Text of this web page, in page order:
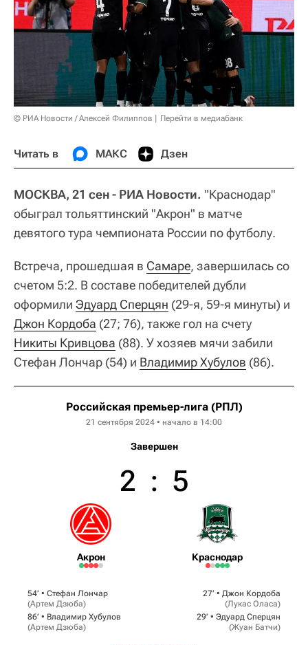
© РИА Новости / Алексей Филиппов Перейти в медиабанк
Читать в МАКС Дзен
МОСКВА, 21 сен - РИА Новости. "Краснодар"
обыграл тольяттинский "Акрон" в матче
девятого тура чемпионата России по футболу.
Встреча, прошедшая в Самаре, завершилась со
счетом 5:2. В составе победителей дубли
оформили Эдуард Сперцян (29-я, 59-я минуты) и
Джон Кордоба (27; 76), также гол на счету
Никиты Кривцова (88). У хозяев мячи забили
Стефан Лончар (54) и Владимир Хубулов (86).
Российская премьер-лига (РПЛ)
21 сентября 2024 • начало в 14:00
Завершен
Акрон
2 : 5
Краснодар
54‎’‎ • Стефан Лончар
(Артем Дзюба)
86‎’‎ • Владимир Хубулов
(Артем Дзюба)
27‎’‎ • Джон Кордоба
(Лукас Оласа)
29‎’‎ • Эдуард Сперцян
(Жуан Батчи)